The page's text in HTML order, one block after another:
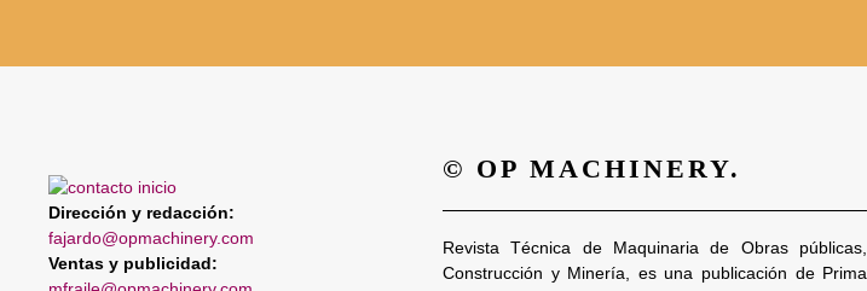
Dirección y redacción:
fajardo@opmachinery.com
Ventas y publicidad:
© OP MACHINERY.
Revista Técnica de Maquinaria de Obras públicas,
Construcción y Minería, es una publicación de Prima